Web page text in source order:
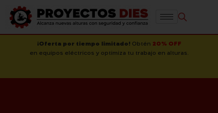
¡Oferta por tiempo limitado! Obtén 20% OFF
en equipos eléctricos y optimiza tu trabajo en alturas.